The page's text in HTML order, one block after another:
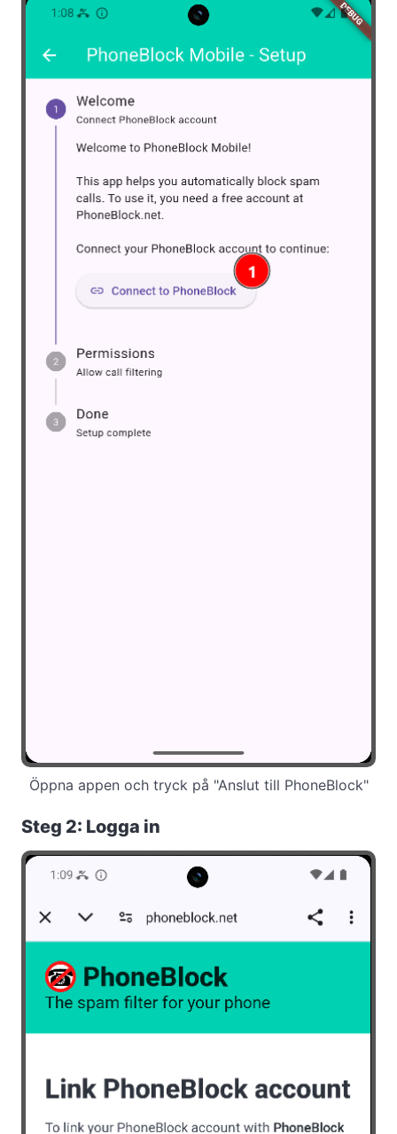
Öppna appen och tryck på "Anslut till PhoneBlock"
Steg 2: Logga in